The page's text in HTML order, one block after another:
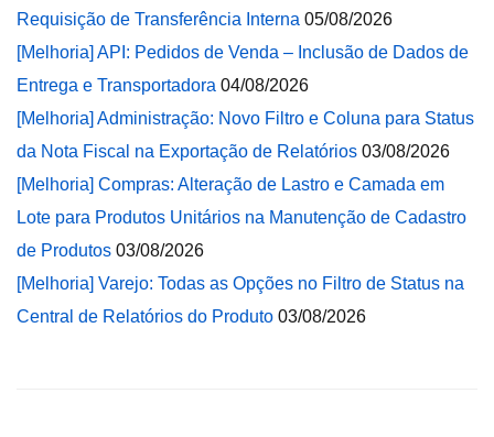
Requisição de Transferência Interna 05/08/2026
[Melhoria] API: Pedidos de Venda – Inclusão de Dados de
Entrega e Transportadora 04/08/2026
[Melhoria] Administração: Novo Filtro e Coluna para Status
da Nota Fiscal na Exportação de Relatórios 03/08/2026
[Melhoria] Compras: Alteração de Lastro e Camada em
Lote para Produtos Unitários na Manutenção de Cadastro
de Produtos 03/08/2026
[Melhoria] Varejo: Todas as Opções no Filtro de Status na
Central de Relatórios do Produto 03/08/2026